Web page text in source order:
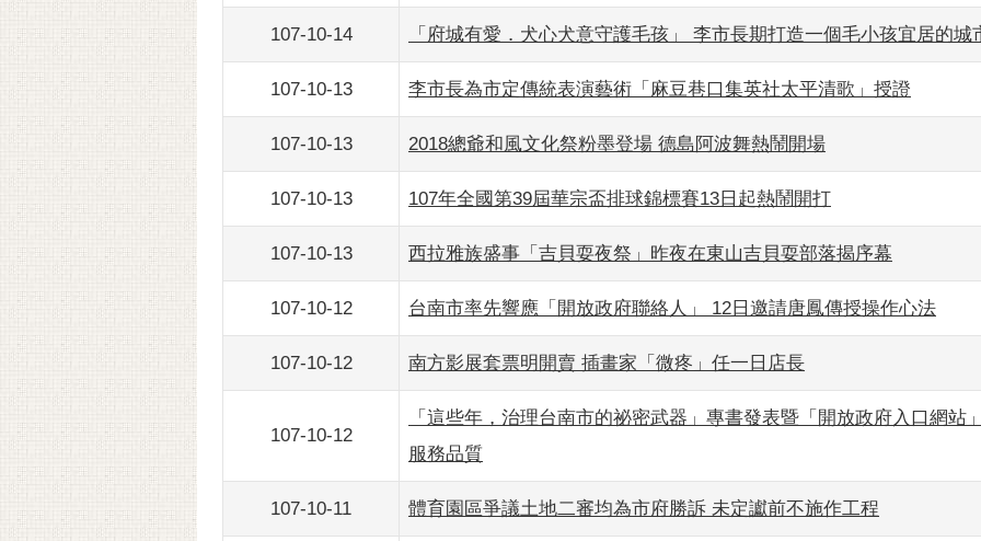
107-10-14 「府城有愛．犬心犬意守護毛孩」 李市長期打造一個毛小孩宜居的城
107-10-13 李市長為市定傳統表演藝術「麻豆巷口集英社太平清歌」授證
107-10-13 2018總爺和風文化祭粉墨登場 德島阿波舞熱鬧開場
107-10-13 107年全國第39屆華宗盃排球錦標賽13日起熱鬧開打
107-10-13 西拉雅族盛事「吉貝耍夜祭」昨夜在東山吉貝耍部落揭序幕
107-10-12 台南市率先響應「開放政府聯絡人」 12日邀請唐鳳傳授操作心法
107-10-12 南方影展套票明開賣 插畫家「微疼」任一日店長
107-10-12
「這些年，治理台南市的祕密武器」專書發表暨「開放政府入口網站
服務品質
107-10-11 體育園區爭議土地二審均為市府勝訴 未定讞前不施作工程